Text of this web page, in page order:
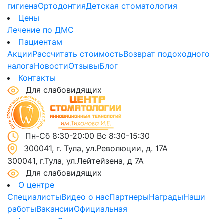
гигиенаОртодонтияДетская стоматология
Цены
Лечение по ДМС
Пациентам
АкцииРассчитать стоимостьВозврат подоходного
налогаНовостиОтзывыБлог
Контакты
Для слабовидящих
Пн-Сб 8:30-20:00 Вс 8:30-15:30
300041, г. Тула, ул.Революции, д. 17А
300041, г.Тула, ул.Лейтейзена, д 7А
Для слабовидящих
О центре
СпециалистыВидео о насПартнерыНаградыНаши
работыВакансииОфициальная